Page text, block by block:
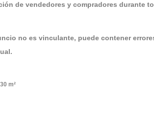
de vendedores y compradores durante
no es vinculante, puede contener
m²